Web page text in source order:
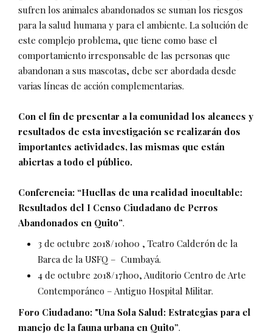
sufren los animales abandonados se suman los riesgos
para la salud humana y para el ambiente. La solución de
este complejo problema, que tiene como base el
comportamiento irresponsable de las personas que
abandonan a sus mascotas, debe ser abordada desde
varias líneas de acción complementarias.
Con el fin de presentar a la comunidad los alcances y
resultados de esta investigación se realizarán dos
importantes actividades, las mismas que están
abiertas a todo el público.
Conferencia: “Huellas de una realidad inocultable:
Resultados del I Censo Ciudadano de Perros
Abandonados en Quito”.
3 de octubre 2018/10h00 , Teatro Calderón de la
Barca de la USFQ – Cumbayá.
4 de octubre 2018/17h00, Auditorio Centro de Arte
Contemporáneo – Antiguo Hospital Militar.
Foro Ciudadano: "Una Sola Salud: Estrategias para el
manejo de la fauna urbana en Quito”.